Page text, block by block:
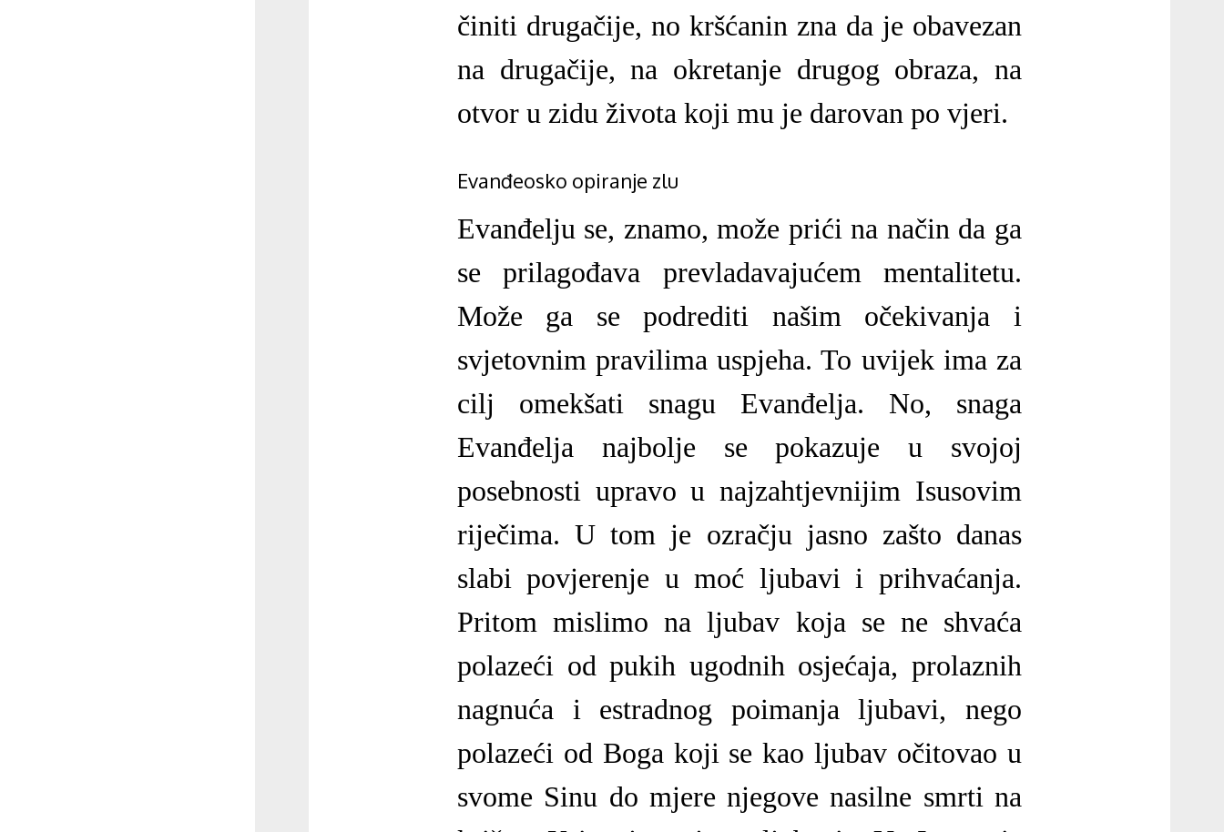
činiti drugačije, no kršćanin zna da je obavezan
na drugačije, na okretanje drugog obraza, na
otvor u zidu života koji mu je darovan po vjeri.
Evanđeosko opiranje zlu
Evanđelju se, znamo, može prići na način da ga
se prilagođava prevladavajućem mentalitetu.
Može ga se podrediti našim očekivanja i
svjetovnim pravilima uspjeha. To uvijek ima za
cilj omekšati snagu Evanđelja. No, snaga
Evanđelja najbolje se pokazuje u svojoj
posebnosti upravo u najzahtjevnijim Isusovim
riječima. U tom je ozračju jasno zašto danas
slabi povjerenje u moć ljubavi i prihvaćanja.
Pritom mislimo na ljubav koja se ne shvaća
polazeći od pukih ugodnih osjećaja, prolaznih
nagnuća i estradnog poimanja ljubavi, nego
polazeći od Boga koji se kao ljubav očitovao u
svome Sinu do mjere njegove nasilne smrti na